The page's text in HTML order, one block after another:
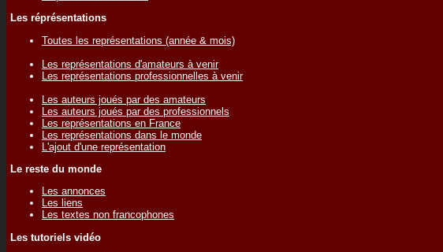
Les réprésentations
Toutes les représentations (année & mois)
Les représentations d'amateurs à venir
Les représentations professionnelles à venir
Les auteurs joués par des amateurs
Les auteurs joués par des professionnels
Les représentations en France
Les représentations dans le monde
L'ajout d'une représentation
Le reste du monde
Les annonces
Les liens
Les textes non francophones
Les tutoriels vidéo